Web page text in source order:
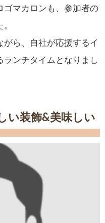
ゴマカロンも、参加者の
ら、自社が応援するイ
ンチタイムとなりまし
い装飾&美味しい